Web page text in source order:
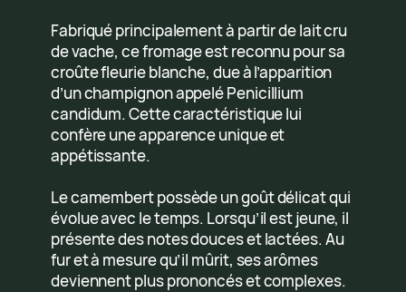
Fabriqué principalement à partir de lait cru
de vache, ce fromage est reconnu pour sa
croûte fleurie blanche, due à l’apparition
d’un champignon appelé Penicillium
candidum. Cette caractéristique lui
confère une apparence unique et
appétissante.
Le camembert possède un goût délicat qui
évolue avec le temps. Lorsqu’il est jeune, il
présente des notes douces et lactées. Au
fur et à mesure qu’il mûrit, ses arômes
deviennent plus prononcés et complexes.